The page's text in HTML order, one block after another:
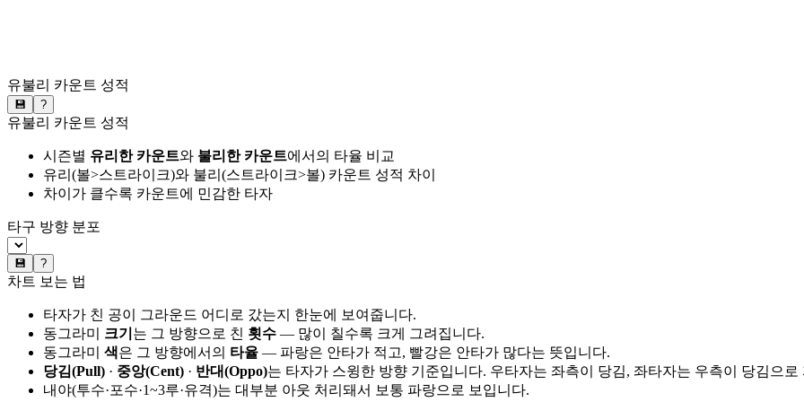
유불리 카운트 성적
💾 ?
유불리 카운트 성적
시즌별 유리한 카운트와 불리한 카운트에서의 타율 비교
유리(볼>스트라이크)와 불리(스트라이크>볼) 카운트 성적 차이
차이가 클수록 카운트에 민감한 타자
타구 방향 분포
💾 ?
차트 보는 법
타자가 친 공이 그라운드 어디로 갔는지 한눈에 보여줍니다.
동그라미 크기 는 그 방향으로 친 횟수 — 많이 칠수록 크게 그려집니다.
동그라미 색은 그 방향에서의 타율 — 파랑은 안타가 적고, 빨강은 안타가 많다는 뜻입니다.
당김(Pull) · 중앙(Cent) · 반대(Oppo)는 타자가 스윙한 방향 기준입니다. 우타자는 좌측이 당김, 좌타자는 우측이 당김으로
내야(투수·포수·1~3루·유격)는 대부분 아웃 처리돼서 보통 파랑으로 보입니다.